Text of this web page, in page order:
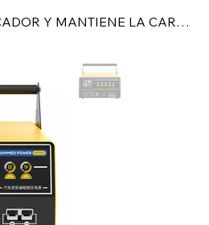
CARGADOR ARRANCADOR Y MANTIENE LA CARGA LA BATERIA PARA PROCESOS PROGR